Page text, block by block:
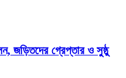
জড়িতদের গ্রেপ্তার ও সুষ্ঠু